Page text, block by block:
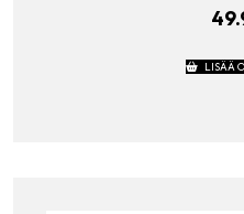
LISÄÄ